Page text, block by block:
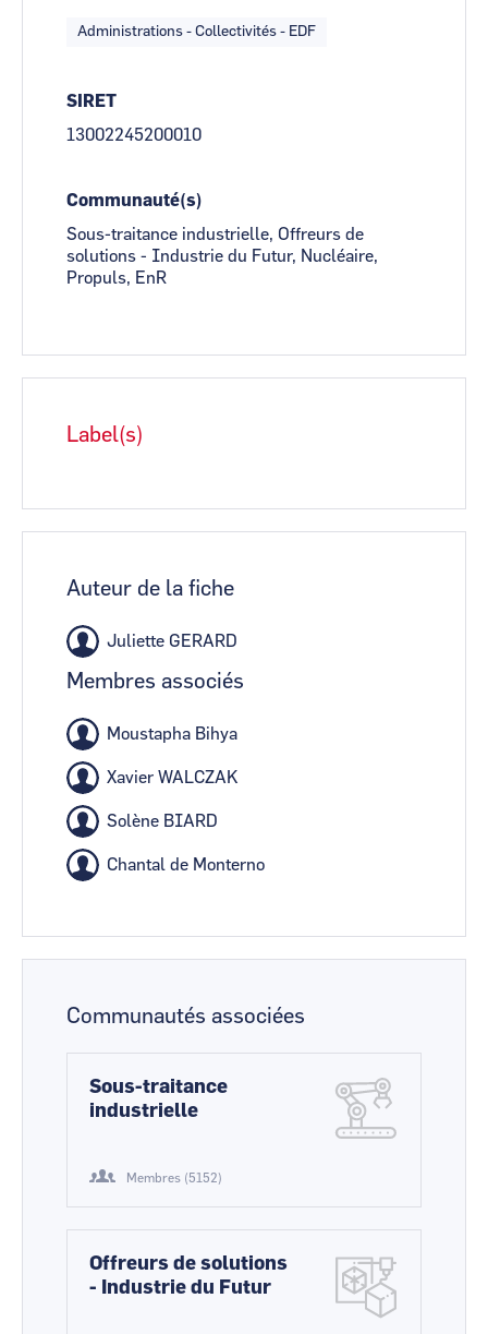
Administrations - Collectivités - EDF
SIRET
13002245200010
Communauté(s)
Sous-traitance industrielle, Offreurs de
solutions - Industrie du Futur, Nucléaire,
Propuls, EnR
Label(s)
Auteur de la fiche
Juliette GERARD
Membres associés
Moustapha Bihya
Xavier WALCZAK
Solène BIARD
Chantal de Monterno
Communautés associées
Sous-traitance
industrielle
Membres (5152)
Offreurs de solutions
- Industrie du Futur